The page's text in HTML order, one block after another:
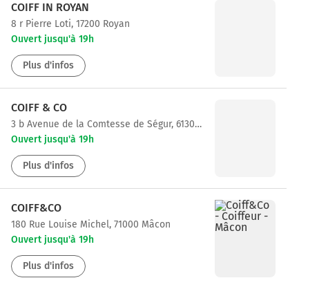
COIFF IN ROYAN
8 r Pierre Loti, 17200 Royan
Ouvert jusqu'à 19h
Plus d'infos
COIFF & CO
3 b Avenue de la Comtesse de Ségur, 61300 L'Aigle
Ouvert jusqu'à 19h
Plus d'infos
COIFF&CO
180 Rue Louise Michel, 71000 Mâcon
Ouvert jusqu'à 19h
Plus d'infos